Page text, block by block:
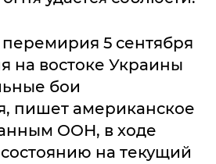
5 сентября
на востоке Украины
бои
пишет американское
ООН, в ходе
на текущий